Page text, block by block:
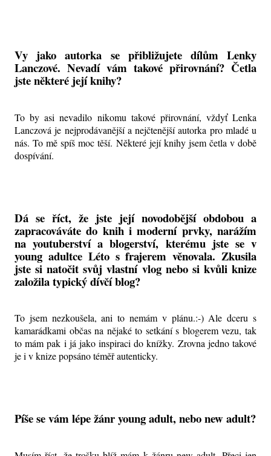
Vy jako autorka se přibližujete dílům Lenky
Lanczové. Nevadí vám takové přirovnání? Četla
jste některé její knihy?
To by asi nevadilo nikomu takové přirovnání, vždyť Lenka
Lanczová je nejprodávanější a nejčtenější autorka pro mladé u
nás. To mě spíš moc těší. Některé její knihy jsem četla v době
dospívání.
Dá se říct, že jste její novodobější obdobou a
zapracováváte do knih i moderní prvky, narážím
na youtuberství a blogerství, kterému jste se v
young adultce Léto s frajerem věnovala. Zkusila
jste si natočit svůj vlastní vlog nebo si kvůli knize
založila typický dívčí blog?
To jsem nezkoušela, ani to nemám v plánu.:-) Ale dceru s
kamarádkami občas na nějaké to setkání s blogerem vezu, tak
to mám pak i já jako inspiraci do knížky. Zrovna jedno takové
je i v knize popsáno téměř autenticky.
Píše se vám lépe žánr young adult, nebo new adult?